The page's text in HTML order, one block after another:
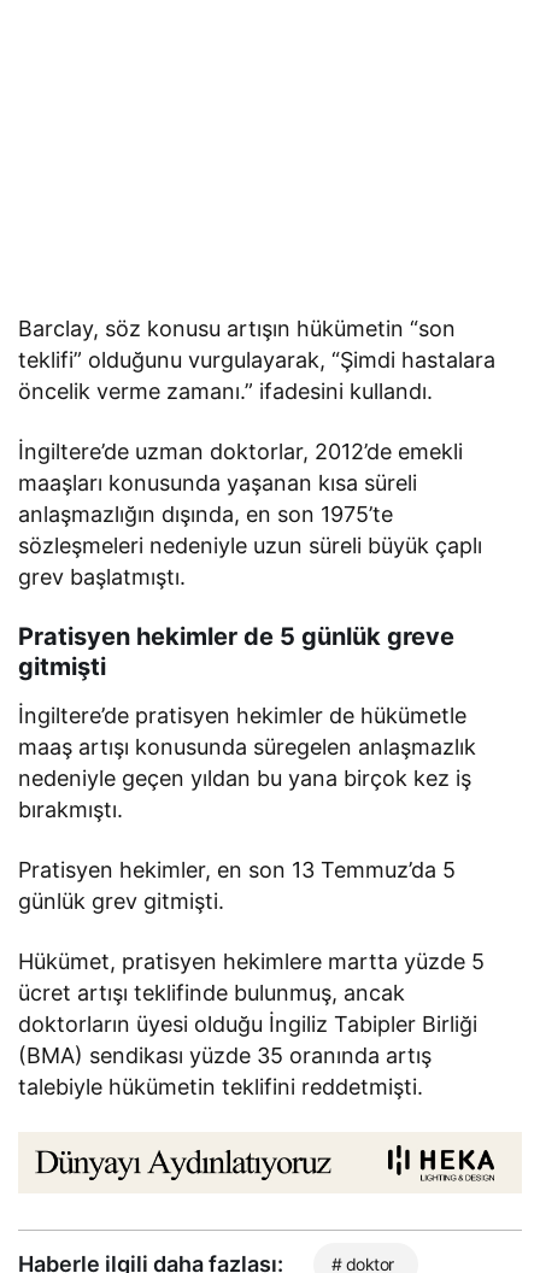
Barclay, söz konusu artışın hükümetin “son
teklifi” olduğunu vurgulayarak, “Şimdi hastalara
öncelik verme zamanı.” ifadesini kullandı.
İngiltere’de uzman doktorlar, 2012’de emekli
maaşları konusunda yaşanan kısa süreli
anlaşmazlığın dışında, en son 1975’te
sözleşmeleri nedeniyle uzun süreli büyük çaplı
grev başlatmıştı.
Pratisyen hekimler de 5 günlük greve
gitmişti
İngiltere’de pratisyen hekimler de hükümetle
maaş artışı konusunda süregelen anlaşmazlık
nedeniyle geçen yıldan bu yana birçok kez iş
bırakmıştı.
Pratisyen hekimler, en son 13 Temmuz’da 5
günlük grev gitmişti.
Hükümet, pratisyen hekimlere martta yüzde 5
ücret artışı teklifinde bulunmuş, ancak
doktorların üyesi olduğu İngiliz Tabipler Birliği
(BMA) sendikası yüzde 35 oranında artış
talebiyle hükümetin teklifini reddetmişti.
Haberle ilgili daha fazlası: # doktor